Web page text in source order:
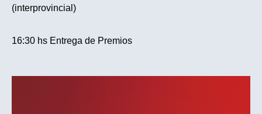
(interprovincial)
16:30 hs Entrega de Premios